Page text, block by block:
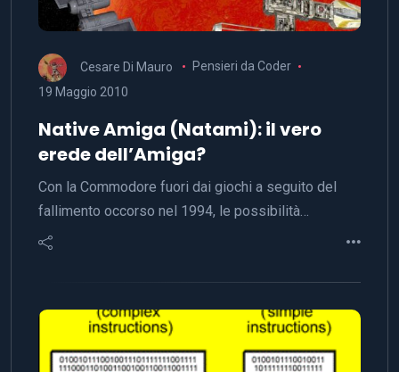
Cesare Di Mauro
Pensieri da Coder
19 Maggio 2010
Native Amiga (Natami): il vero
erede dell’Amiga?
Con la Commodore fuori dai giochi a seguito del
fallimento occorso nel 1994, le possibilità…